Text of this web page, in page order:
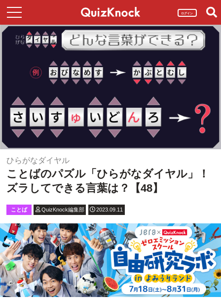
ログイン
ひらがなダイヤル
ことばのパズル「ひらがなダイヤル」！
ズラしてできる言葉は？【48】
ことば QuizKnock編集部 2023.09.11